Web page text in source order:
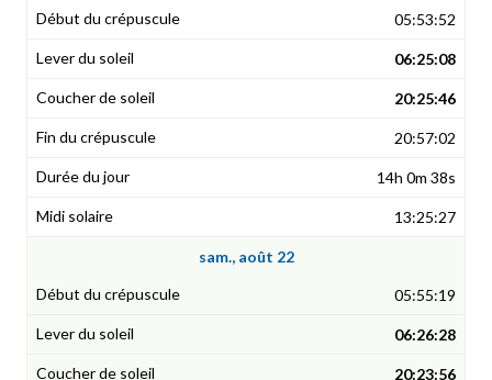
05:53:52
06:25:08
20:25:46
20:57:02
14h 0m 38s
13:25:27
sam., août 22
05:55:19
06:26:28
20:23:56